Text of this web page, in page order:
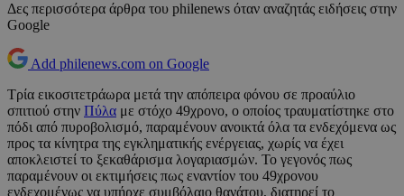
Δες περισσότερα άρθρα του philenews όταν αναζητάς ειδήσεις στην
Google
Add philenews.com on Google
Τρία εικοσιτετράωρα μετά την απόπειρα φόνου σε προαύλιο
σπιτιού στην Πύλα με στόχο 49χρονο, ο οποίος τραυματίστηκε στο
πόδι από πυροβολισμό, παραμένουν ανοικτά όλα τα ενδεχόμενα ως
προς τα κίνητρα της εγκληματικής ενέργειας, χωρίς να έχει
αποκλειστεί το ξεκαθάρισμα λογαριασμών. Το γεγονός πως
παραμένουν οι εκτιμήσεις πως εναντίον του 49χρονου
ενδεχομένως να υπήρχε συμβόλαιο θανάτου, διατηρεί το